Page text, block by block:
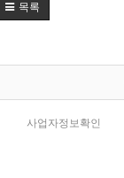
목록
사업자정보확인